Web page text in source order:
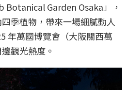
Botanical Garden Osaka」，
季植物，帶來一場細膩動人
年萬國博覽會（大阪關西萬
觀光熱度。